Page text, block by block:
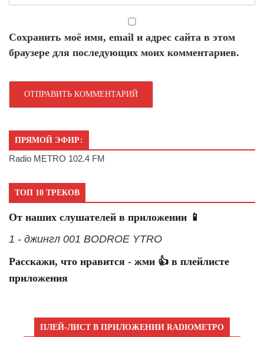
Сохранить моё имя, email и адрес сайта в этом
браузере для последующих моих комментариев.
ПРЯМОЙ ЭФИР:
Radio METRO 102.4 FM
ТОП 10 ТРЕКОВ
От наших слушателей в приложении 📱
1 - джингл 001 BODROE YTRO
Расскажи, что нравится - жми 👍 в плейлисте
приложения
ПЛЕЙ-ЛИСТ В ПРИЛОЖЕНИИ RADIOМЕТРО